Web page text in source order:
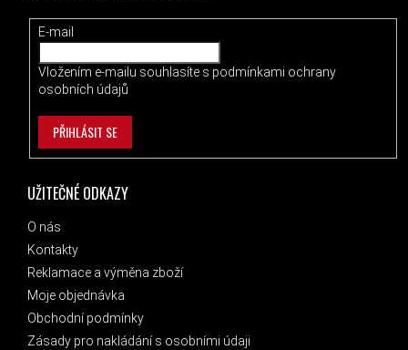
UŽITEČNÉ ODKAZY
O nás
Kontakty
Reklamace a výměna zboží
Moje objednávka
Obchodní podmínky
Zásady pro nakládání s osobními údaji
E-mail
Vložením e-mailu souhlasíte s podmínkami ochrany
osobních údajů
PŘIHLÁSIT SE